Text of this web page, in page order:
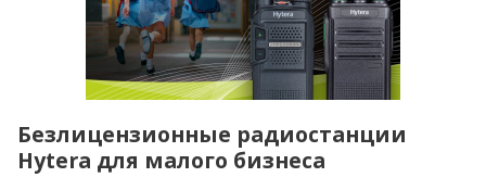
Безлицензионные радиостанции
Hytera для малого бизнеса